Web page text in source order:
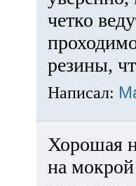
четко
резины,
Написал:
Хорошая
на